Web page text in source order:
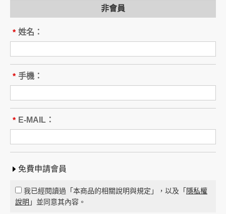
非會員
* 姓名：
* 手機：
* E-MAIL：
免費申請會員
我已經閱讀過「本商品的相關說明與規定」，以及「 隱私權
說明 」並同意其內容。